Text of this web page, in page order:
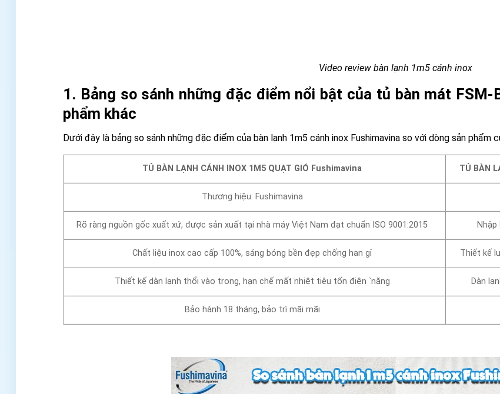
Video review bàn lạnh 1m5 cánh inox
1. Bảng so sánh những đặc điểm nổi bật của tủ bàn mát FSM-
phẩm khác
Dưới đây là bảng so sánh những đặc điểm của bàn lạnh 1m5 cánh inox Fushimavina so với dòng sản phẩm
TỦ BÀN LẠNH CÁNH INOX 1M5 QUẠT GIÓ Fushimavina TỦ BÀN
Thương hiệu: Fushimavina
Rõ ràng nguồn gốc xuất xứ, được sản xuất tại nhà máy Việt Nam đạt chuẩn ISO 9001:2015
Chất liệu inox cao cấp 100%, sáng bóng bền đẹp chống han gỉ Thiết kế
Thiết kế dàn lạnh thổi vào trong, hạn chế mất nhiệt tiêu tốn điện `năng Dàn
Bảo hành 18 tháng, bảo trì mãi mãi